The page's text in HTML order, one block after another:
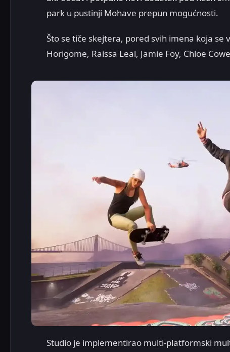
park u pustinji Mohave prepun mogućnosti.
Što se tiče skejtera, pored svih imena koja se
Horigome, Raissa Leal, Jamie Foy, Chloe
Studio je implementirao multi-platformski